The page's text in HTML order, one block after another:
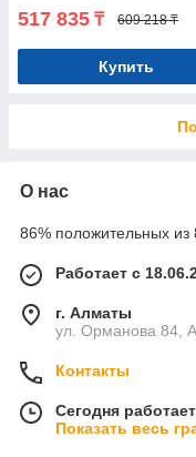
517 835 ₸ 609 218 ₸
Купить
О нас
86% положительных из
Работает с
г. Алматы
ул. Орманова 84,
Контакты
Сегодня
Показать весь